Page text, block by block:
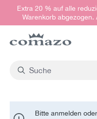
springen
Extra 20 % auf alle
Warenkorb abgezogen.
Bitte anmelden